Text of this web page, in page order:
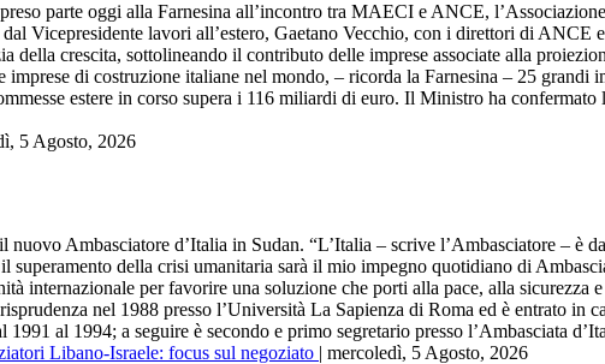
parte oggi alla Farnesina all’incontro tra MAECI e ANCE,
Vicepresidente lavori all’estero, Gaetano Vecchio, con i direttori di
crescita, sottolineando il contributo delle imprese associate alla
di costruzione italiane nel mondo, – ricorda la Farnesina – 25 grandi
estere in corso supera i 116 miliardi di euro. Il Ministro ha confermato
5 Agosto, 2026
Ambasciatore d’Italia in Sudan. “L’Italia – scrive l’Ambasciatore – è
della crisi umanitaria sarà il mio impegno quotidiano di
internazionale per favorire una soluzione che porti alla pace, alla sicurezza
nel 1988 presso l’Università La Sapienza di Roma ed è entrato in
al 1994; a seguire è secondo e primo segretario presso l’Ambasciata
Libano-Israele: focus sul negoziato | mercoledì, 5 Agosto, 2026